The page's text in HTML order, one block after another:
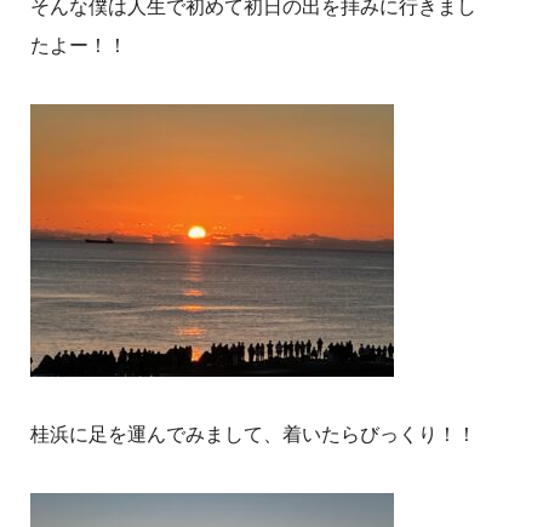
そんな僕は人生で初めて初日の出を拝みに行きまし
たよー！！
桂浜に足を運んでみまして、着いたらびっくり！！